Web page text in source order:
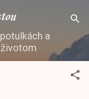
obsah
a